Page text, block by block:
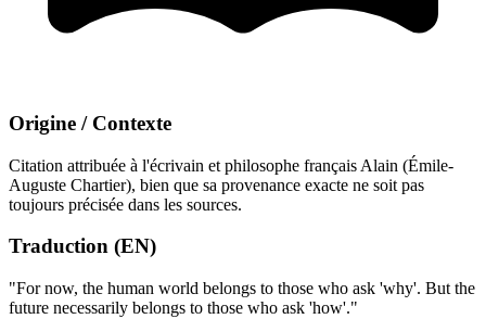
Origine / Contexte
Citation attribuée à l'écrivain et philosophe français Alain (Émile-
Auguste Chartier), bien que sa provenance exacte ne soit pas
toujours précisée dans les sources.
Traduction (EN)
"For now, the human world belongs to those who ask 'why'. But the
future necessarily belongs to those who ask 'how'."